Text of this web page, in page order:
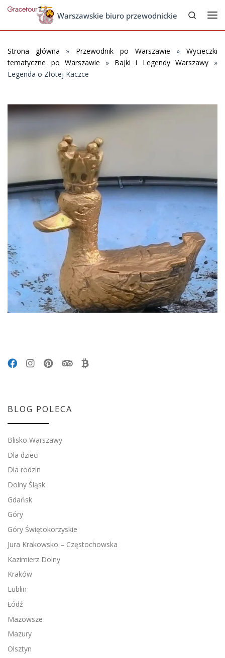
Skip to contentWarszawskie biuro przewodnickie
Search
Strona główna » Przewodnik po Warszawie »Wycieczki
tematyczne po Warszawie » Bajki i Legendy Warszawy »
Legenda o Złotej Kaczce
BLOG POLECA
Blisko Warszawy
Dla dzieci
Dla rodzin
Dolny Śląsk
Gdańsk
Góry
Góry Świętokorzyskie
Jura Krakowsko – Częstochowska
Kazimierz Dolny
Kraków
Lublin
Łódź
Mazowsze
Mazury
Olsztyn